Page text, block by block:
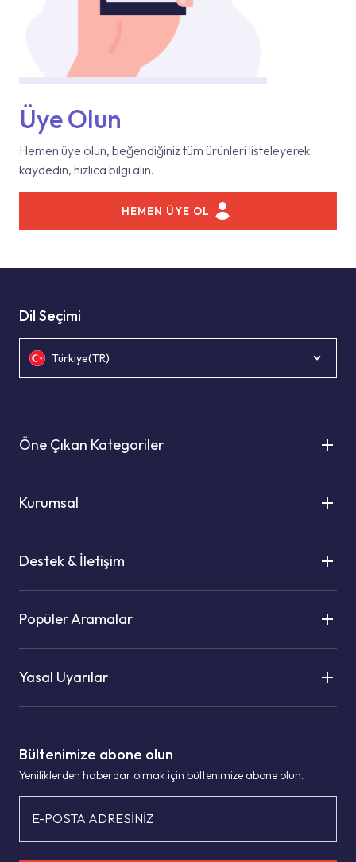
Üye Olun
Hemen üye olun, beğendiğiniz tüm ürünleri listeleyerek
kaydedin, hızlıca bilgi alın.
HEMEN ÜYE OL
Bültenimize abone olun
Yeniliklerden haberdar olmak için bültenimize abone olun.
E-POSTA ADRESİNİZ
Dil Seçimi
Türkiye(TR)
Öne Çıkan Kategoriler
Kurumsal
Destek & İletişim
Popüler Aramalar
Yasal Uyarılar